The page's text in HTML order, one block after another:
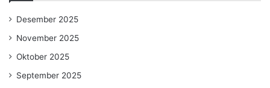
Desember 2025
November 2025
Oktober 2025
September 2025